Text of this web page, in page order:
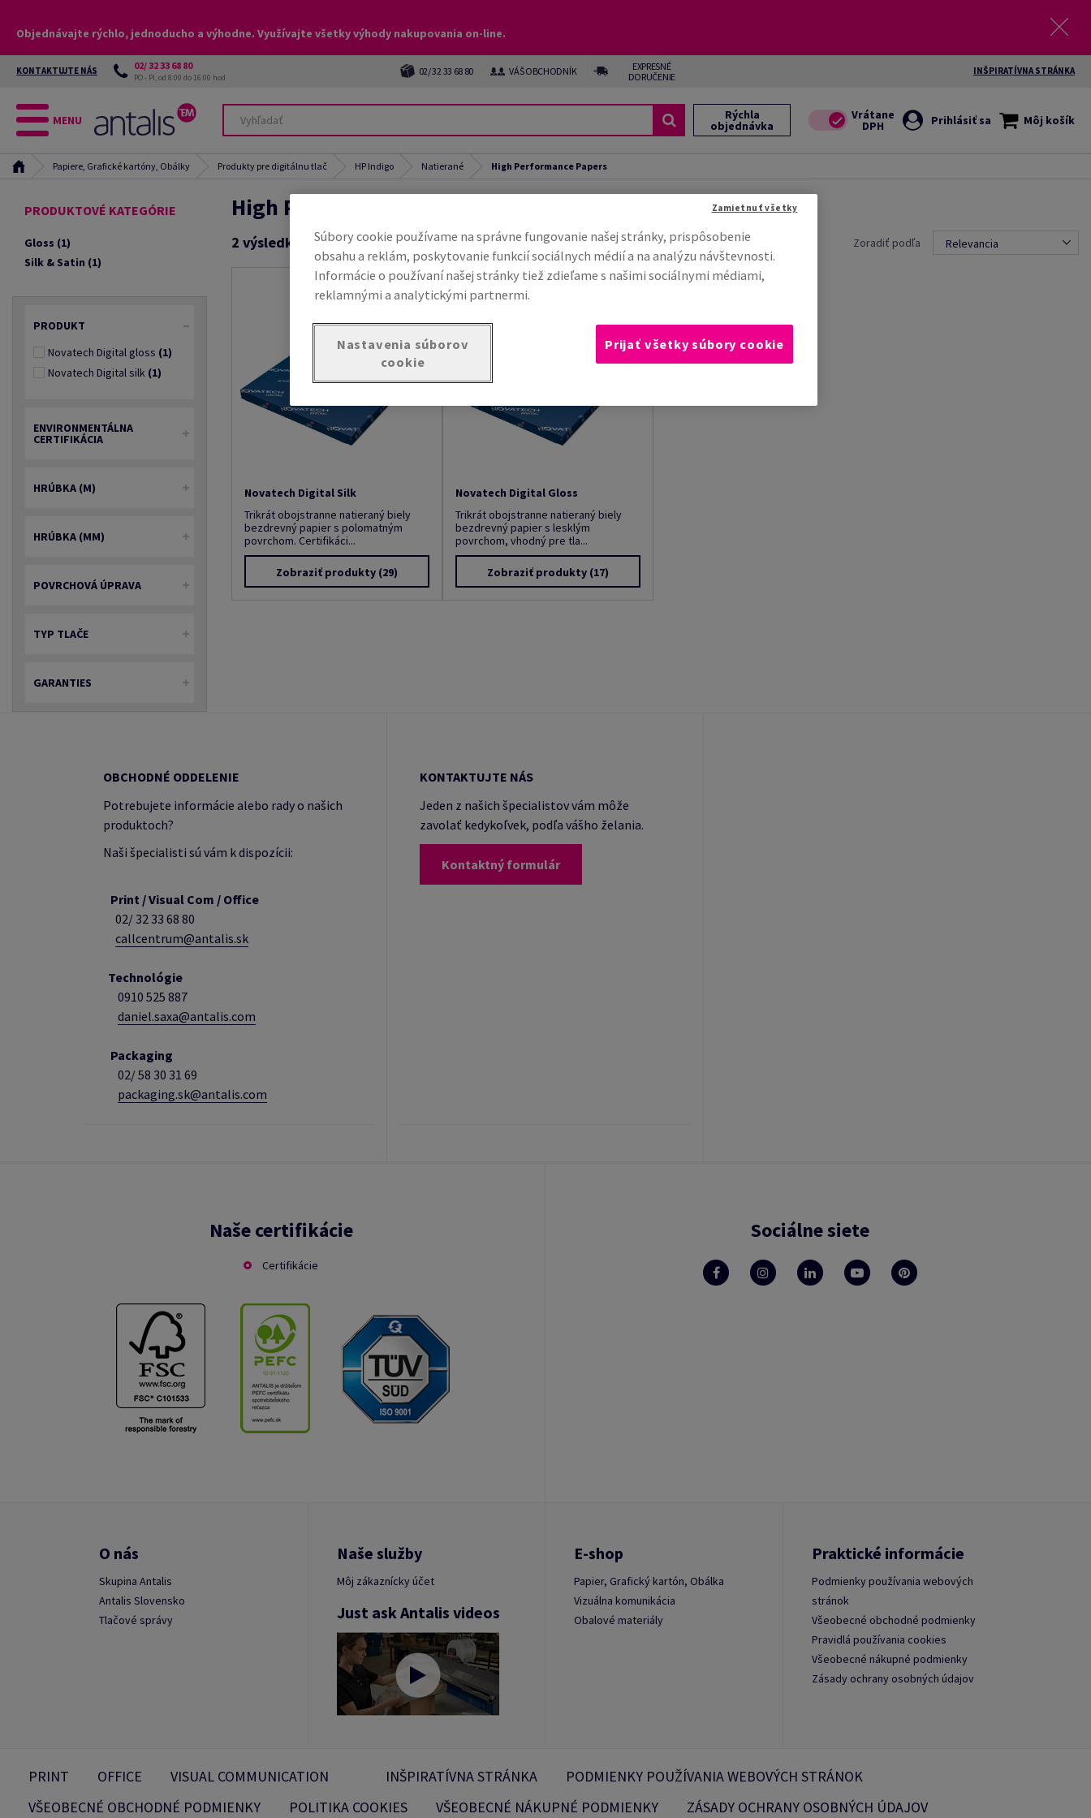
Objednávajte rýchlo, jednoducho a výhodne. Využívajte všetky výhody nakupovania on-line.
KONTAKTUJTE NÁS 02/ 32 33 68 80
PO - PI, od 8:00 do 16:00 hod 02/ 32 33 68 80 VÁŠ OBCHODNÍK
EXPRESNÉ
DORUČENIE
INŠPIRATÍVNA STRÁNKA
MENU Rýchla
objednávka Prihlásiť sa Môj košík
Papiere, Grafické kartóny, Obálky Produkty pre digitálnu tlač HP Indigo Natierané High Performance Papers
PRODUKTOVÉ KATEGÓRIE
Gloss (1)
Silk & Satin (1)
PRODUKT
Novatech Digital gloss (1)
Novatech Digital silk (1)
ENVIRONMENTÁLNA
CERTIFIKÁCIA
HRÚBKA (Μ)
HRÚBKA (MM)
POVRCHOVÁ ÚPRAVA
TYP TLAČE
GARANTIES
High Performance Papers
2 výsledkov Zoradiť podľa Relevancia
Novatech Digital Silk
Trikrát obojstranne natieraný biely
bezdrevný papier s polomatným
povrchom. Certifikáci...
Zobraziť produkty (29)
Novatech Digital Gloss
Trikrát obojstranne natieraný biely
bezdrevný papier s lesklým
povrchom, vhodný pre tla...
Zobraziť produkty (17)
OBCHODNÉ ODDELENIE
Potrebujete informácie alebo rady o našich
produktoch?
Naši špecialisti sú vám k dispozícii:
Print / Visual Com / Office
02/ 32 33 68 80
callcentrum@antalis.sk
Technológie
0910 525 887
daniel.saxa@antalis.com
Packaging
02/58 30 31 69
packaging.sk@antalis.com
KONTAKTUJTE NÁS
Jeden z našich špecialistov vám môže
zavolať kedykoľvek, podľa vášho želania.
Kontaktný formulár
Naše certifikácie
Certifikácie
Sociálne siete
O nás
Skupina Antalis
Antalis Slovensko
Tlačové správy
Naše služby
Môj zákaznícky účet
Just ask Antalis videos
E-shop
Papier, Grafický kartón, Obálka
Vizuálna komunikácia
Obalové materiály
Praktické informácie
Podmienky používania webových
stránok
Všeobecné obchodné podmienky
Pravidlá používania cookies
Všeobecné nákupné podmienky
Zásady ochrany osobných údajov
PRINT OFFICE VISUAL COMMUNICATION INŠPIRATÍVNA STRÁNKA
PODMIENKY POUŽÍVANIA WEBOVÝCH STRÁNOK
VŠEOBECNÉ OBCHODNÉ PODMIENKY
POLITIKA COOKIES VŠEOBECNÉ NÁKUPNÉ PODMIENKY ZÁSADY OCHRANY OSOBNÝCH ÚDAJOV
Súbory cookie používame na správne fungovanie našej stránky, prispôsobenie
obsahu a reklám, poskytovanie funkcií sociálnych médií a na analýzu návštevnosti.
Informácie o používaní našej stránky tiež zdieľame s našimi sociálnymi médiami,
reklamnými a analytickými partnermi.
Nastavenia súborov
cookie
Zamietnuť všetky
Prijať všetky súbory cookie